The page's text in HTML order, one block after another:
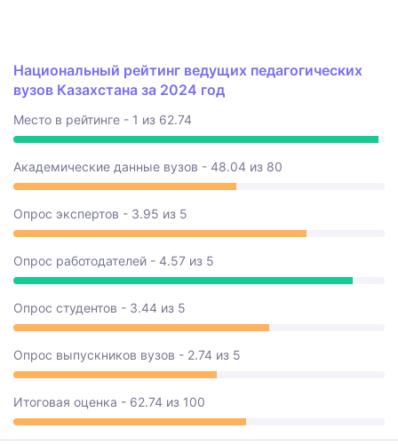
Национальный рейтинг ведущих педагогических
вузов Казахстана за 2024 год
Место в рейтинге - 1 из 62.74
Академические данные вузов - 48.04 из 80
Опрос экспертов - 3.95 из 5
Опрос работодателей - 4.57 из 5
Опрос студентов - 3.44 из 5
Опрос выпускников вузов - 2.74 из 5
Итоговая оценка - 62.74 из 100